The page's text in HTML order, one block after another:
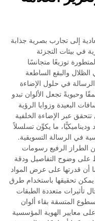
إلى تجارب بصرية جذابة
في بيئات التجزئة
توزيعًا متجانسًا
والبقع الساطعة
في حلول الإضاءة
وحيويةً تجعل الألوان تبدو
البعيدة وزوايا الرؤية
عبر الإضاءة الخلفية
وديناميكيًّا، ما يكوِّن تسلسلاً
في الرسالة التسويقية.
الطراز الرفيع رسومات
على وضوح التفاصيل ودقة
أن قدرتها على عرض المواد
يمكن تحقيقها باستخدام طرق
تأثيرات متعددة الطبقات
المتسقة بقاء ألوان
معايير الهوية المؤسسية